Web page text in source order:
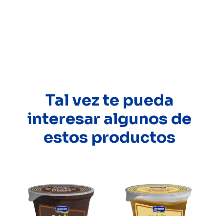
Tal vez te pueda
interesar algunos de
estos productos